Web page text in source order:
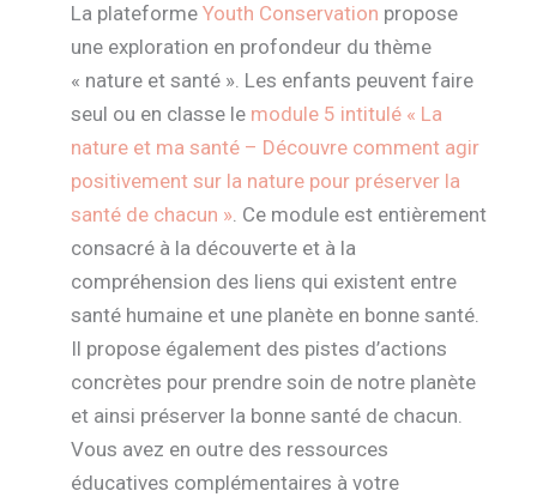
La plateformeYouth Conservation propose
une exploration en profondeur du thème
« nature et santé ». Les enfants peuvent faire
seul ou en classe le module 5 intitulé « La
nature et ma santé – Découvre comment agir
positivement sur la nature pour préserver la
santé de chacun ». Ce module est entièrement
consacré à la découverte et à la
compréhension des liens qui existent entre
santé humaine et une planète en bonne santé.
Il propose également des pistes d’actions
concrètes pour prendre soin de notre planète
et ainsi préserver la bonne santé de chacun.
Vous avez en outre des ressources
éducatives complémentaires à votre